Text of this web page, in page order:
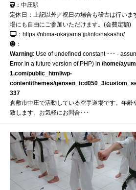
：中庄駅
定休日：上記以外／祝日の場合も稽古は行いま
場にも自由にご参加いただけます。(会費定額)
：https://nbma-okayama.jp/info/nakasho/
：
Warning: Use of undefined constant ･･･ -
Error in a future version of PHP) in /home/
1.com/public_html/wp-
content/themes/gensen_tcd050_3/
337
倉敷市中庄で活動している空手道場です。年齢
致します。お気軽にお問合･･･